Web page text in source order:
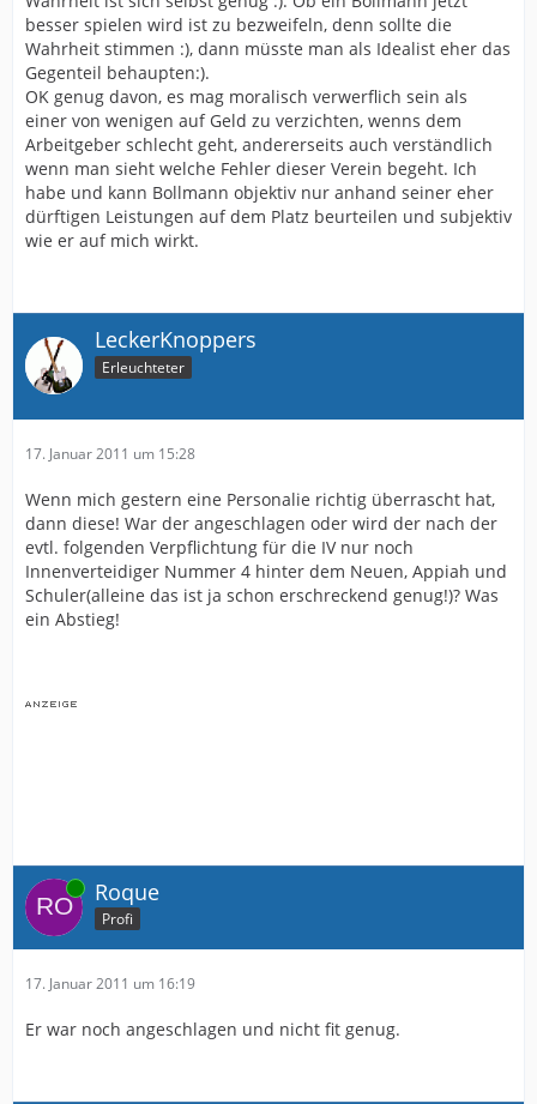
besser spielen wird ist zu bezweifeln, denn sollte die
Wahrheit stimmen :), dann müsste man als Idealist eher das
Gegenteil behaupten:).
OK genug davon, es mag moralisch verwerflich sein als
einer von wenigen auf Geld zu verzichten, wenns dem
Arbeitgeber schlecht geht, andererseits auch verständlich
wenn man sieht welche Fehler dieser Verein begeht. Ich
habe und kann Bollmann objektiv nur anhand seiner eher
dürftigen Leistungen auf dem Platz beurteilen und subjektiv
wie er auf mich wirkt.
LeckerKnoppers
Erleuchteter
17. Januar 2011 um 15:28
Wenn mich gestern eine Personalie richtig überrascht hat,
dann diese! War der angeschlagen oder wird der nach der
evtl. folgenden Verpflichtung für die IV nur noch
Innenverteidiger Nummer 4 hinter dem Neuen, Appiah und
Schuler(alleine das ist ja schon erschreckend genug!)? Was
ein Abstieg!
Online Roque
Profi
17. Januar 2011 um 16:19
Er war noch angeschlagen und nicht fit genug.